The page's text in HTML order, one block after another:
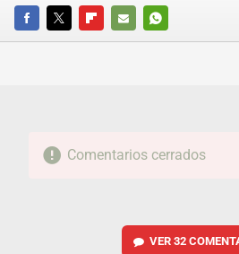
FACEBOOKTWITTERFLIPBOARD
E-
WHATSAPP
Comentarios cerrados
VER 32